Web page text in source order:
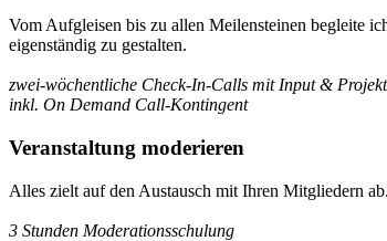
Vom Aufgleisen bis zu allen Meilensteinen begleite
eigenständig zu gestalten.
zwei-wöchentliche Check-In-Calls mit Input &
inkl. On Demand Call-Kontingent
Veranstaltung moderieren
Alles zielt auf den Austausch mit Ihren Mitgliedern
3 Stunden Moderationsschulung